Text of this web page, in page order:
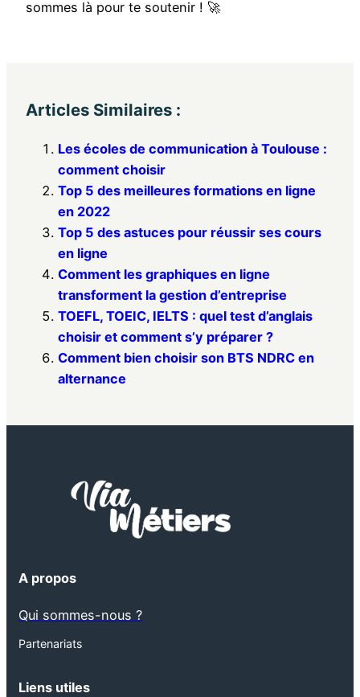
sommes là pour te soutenir ! 🚀
Articles Similaires :
Les écoles de communication à Toulouse :
comment choisir
Top 5 des meilleures formations en ligne
en 2022
Top 5 des astuces pour réussir ses cours
en ligne
Comment les graphiques en ligne
transforment la gestion d’entreprise
TOEFL, TOEIC, IELTS : quel test d’anglais
choisir et comment s’y préparer ?
Comment bien choisir son BTS NDRC en
alternance
A propos
Qui sommes-nous ?
Partenariats
Liens utiles